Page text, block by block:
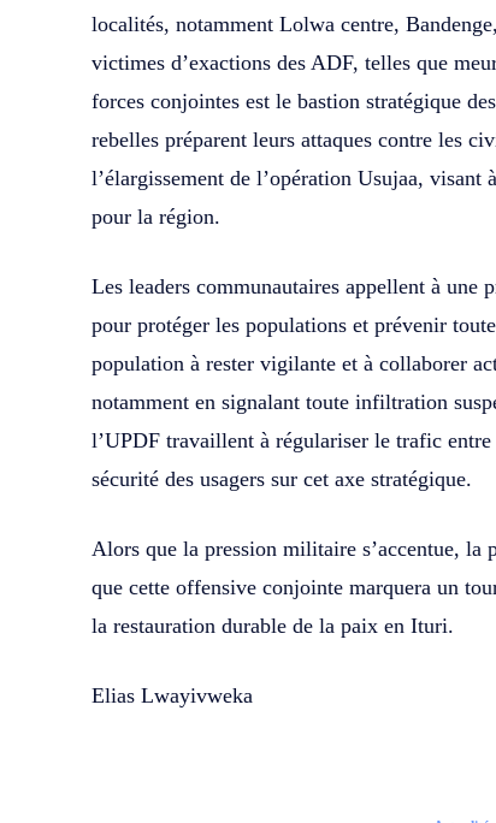
localités, notamment Lolwa centre,
victimes d’exactions des ADF, telles que
forces conjointes est le bastion stratégique
rebelles préparent leurs attaques contre les
l’élargissement de l’opération Usujaa,
pour la région.
Les leaders communautaires appellent à une
pour protéger les populations et prévenir
population à rester vigilante et à collaborer
notamment en signalant toute infiltration
l’UPDF travaillent à régulariser le trafic
sécurité des usagers sur cet axe stratégique.
Alors que la pression militaire s’accentue,
que cette offensive conjointe marquera un
la restauration durable de la paix en Ituri.
Elias Lwayivweka